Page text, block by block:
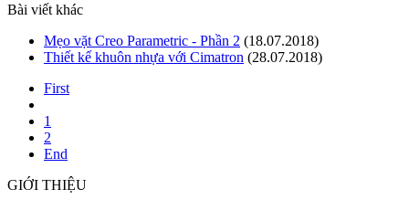
Bài viết khác
Mẹo vặt Creo Parametric - Phần 2 (18.07.2018)
Thiết kế khuôn nhựa với Cimatron (28.07.2018)
First
1
2
End
GIỚI THIỆU